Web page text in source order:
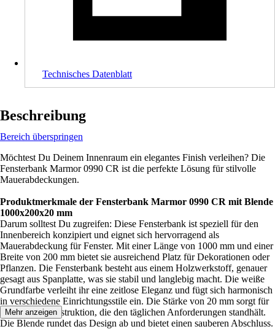
Technisches Datenblatt
Beschreibung
Bereich überspringen
Möchtest Du Deinem Innenraum ein elegantes Finish verleihen? Die
Fensterbank Marmor 0990 CR ist die perfekte Lösung für stilvolle
Mauerabdeckungen.
Produktmerkmale der Fensterbank Marmor 0990 CR mit Blende
1000x200x20 mm
Darum solltest Du zugreifen: Diese Fensterbank ist speziell für den
Innenbereich konzipiert und eignet sich hervorragend als
Mauerabdeckung für Fenster. Mit einer Länge von 1000 mm und einer
Breite von 200 mm bietet sie ausreichend Platz für Dekorationen oder
Pflanzen. Die Fensterbank besteht aus einem Holzwerkstoff, genauer
gesagt aus Spanplatte, was sie stabil und langlebig macht. Die weiße
Grundfarbe verleiht ihr eine zeitlose Eleganz und fügt sich harmonisch
in verschiedene Einrichtungsstile ein. Die Stärke von 20 mm sorgt für
eine solide Konstruktion, die den täglichen Anforderungen standhält.
Die Blende rundet das Design ab und bietet einen sauberen Abschluss.
Mehr anzeigen